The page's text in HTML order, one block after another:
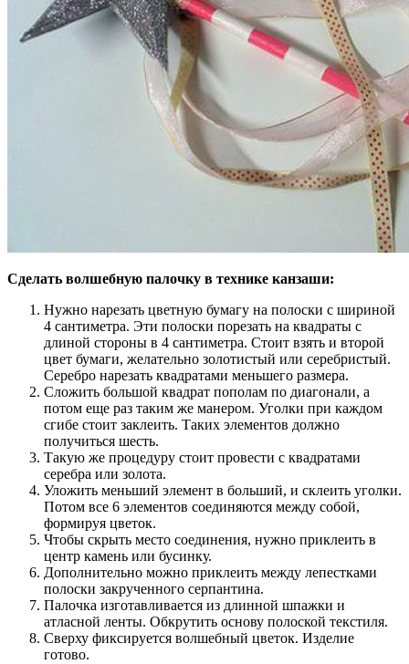
Сделать волшебную палочку в технике канзаши:
Нужно нарезать цветную бумагу на полоски с шириной
4 сантиметра. Эти полоски порезать на квадраты с
длиной стороны в 4 сантиметра. Стоит взять и второй
цвет бумаги, желательно золотистый или серебристый.
Серебро нарезать квадратами меньшего размера.
Сложить большой квадрат пополам по диагонали, а
потом еще раз таким же манером. Уголки при каждом
сгибе стоит заклеить. Таких элементов должно
получиться шесть.
Такую же процедуру стоит провести с квадратами
серебра или золота.
Уложить меньший элемент в больший, и склеить уголки.
Потом все 6 элементов соединяются между собой,
формируя цветок.
Чтобы скрыть место соединения, нужно приклеить в
центр камень или бусинку.
Дополнительно можно приклеить между лепестками
полоски закрученного серпантина.
Палочка изготавливается из длинной шпажки и
атласной ленты. Обкрутить основу полоской текстиля.
Сверху фиксируется волшебный цветок. Изделие
готово.